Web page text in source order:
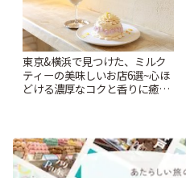
東京&横浜で見つけた、ミルク
ティーの美味しいお店6選~心ほ
どける濃厚なコクと香りに癒や